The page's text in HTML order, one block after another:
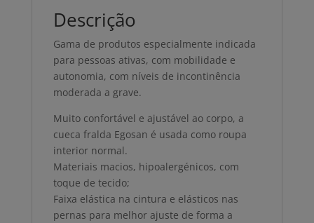
Descrição
Gama de produtos especialmente indicada
para pessoas ativas, com mobilidade e
autonomia, com níveis de incontinência
moderada a grave.
Muito confortável e ajustável ao corpo, a
cueca fralda Egosan é usada como roupa
interior normal.
Materiais macios, hipoalergénicos, com
toque de tecido;
Faixa elástica na cintura e elásticos nas
pernas para melhor ajuste de forma a